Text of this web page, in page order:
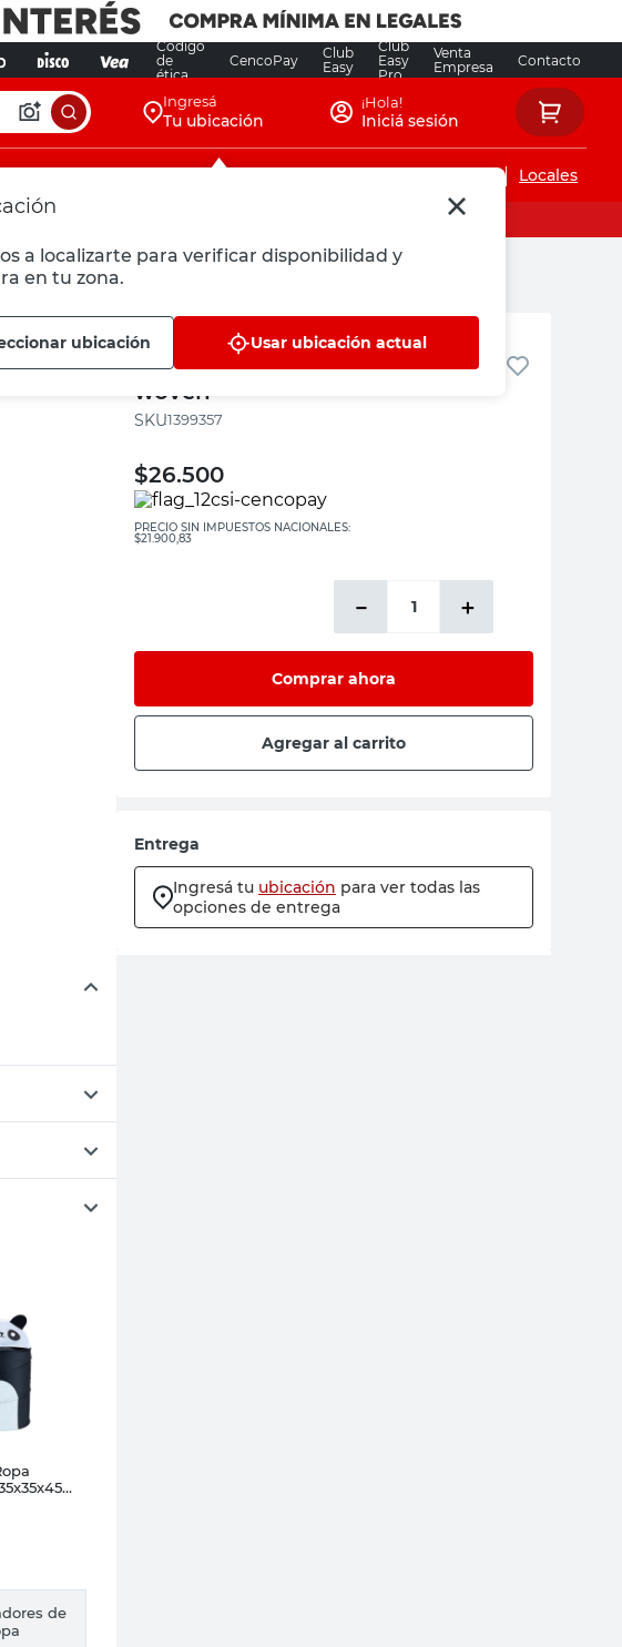
Código
de
ética
CencoPay
Club
Easy
Club
Easy
Pro
Venta
Empresa
Contacto
Ingresá
Tu ubicación
a localizarte para verificar disponibilidad y
en tu zona.
ubicación Usar ubicación actual
¡Hola!
Iniciá sesión
Servicios de instalaciones Locales
de
M+Design
pack 3 org de ropa interior non
woven
:1399357
$26.500
PRECIO SIN IMPUESTOS NACIONALES:
$21.900,83
＋
－
Comprar ahora
Agregar al carrito
Entrega
Ingresá tu ubicación para ver todas las
opciones de entrega